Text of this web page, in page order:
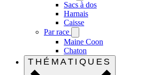
Sacs à dos
Harnais
Caisse
Par race
Maine Coon
Chaton
THÉMATIQUES